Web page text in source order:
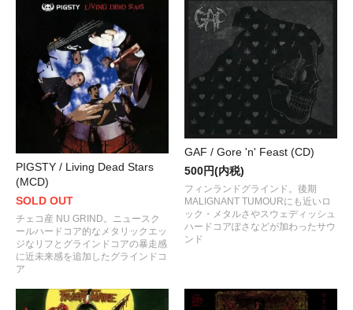
PIGSTY / Living Dead Stars
(MCD)
SOLD OUT
チェコ産 NU GRIND。ニュースク
ールハードコア的なメタリックエッ
ジなリフとグラインドコアの暴走感
に近未来感を追加したグラインドコ
ア
GAF / Gore 'n' Feast (CD)
500円(内税)
フィンランドグラインド。後期
MALIGNANT TUMOURにも近いロ
ック・メタルさやスウェディッシュ
ハードコアぽさなどが加わったサウ
ンド